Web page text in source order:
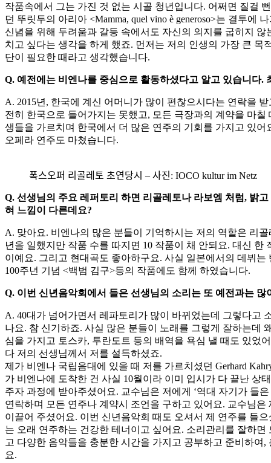
작품속에서 그는 가진 것 없는 시골 청년입니다. 어쩌면 질걸
던 뚜릿두의 아리아 <Mamma, quel vino è generoso>는 결투
신념을 위해 두려움과 갈등 속에서도 자신의 의지를 굽히지
치고 싶다는 생각을 하게 했죠. 먼저는 저의 인생의 가장 큰
단이 필요한 때라고 생각했습니다.
Q. 예전에는 비엔나를 중심으로 활동하셨다고 알고 있습니다.
A. 2015년, 한국에 계신 어머니가 많이 편찮으시다는 연락을
전히 한국으로 들어가지는 못했고, 모든 극장과의 계약을 마
생들을 가르치며 한국에서 더 많은 연주의 기회를 가지고 있
오페라 연주도 마쳤습니다.
폭스오퍼 리골레토 초연당시 – 사진: IOCO kultur im Netz
Q. 선생님의 주요 레퍼토리 하면 리골레토나 라보엠 처럼, 밝
혀 느낌이 다른데요?
A. 맞아요. 비엔나의 많은 분들이 기억하시는 저의 역할은 리
년을 일했지만 작품 수를 따지면 10 작품이 채 안되요. 대신
이예요. 그리고 현대곡도 좋아하구요. 사실 일본에서의 데뷔
100주년 기념 <백범 김구>등의 작품에도 함께 하였습니다.
Q. 이번 신년음악회에서 들은 선생님의 소리는 또 예전과는 많
A. 40대가 넘어가면서 레파토리가 많이 바뀌었는데 그렇다고
나요. 참 신기하죠. 사실 많은 분들이 노래를 그렇게 잘하는데
심을 가지고 토스카, 투란도트 등의 배역을 욕심 낼 때도 있었
다 저의 선생님께서 저를 설득하셨죠.
제가 비엔나 국립음대에 있을 때 저를 가르치셨던 Gerhard
가 비엔나에 도착한 건 사실 10월이라 이미 입시가 다 끝난 상
주자 과정에 받아주셨어요. 교수님은 저에게 ‘역대 자기가 들
연락하며 모든 연주나 계약시 조언을 구하고 있어요. 교수님은
이끌어 주셨어요. 이번 신년음악회 때도 오셔서 제 연주를 들
는 오래 연주하는 건강한 테너이고 싶어요. 소리관리를 잘하
고 다양한 음악들을 충분한 시간을 가지고 공부하고 준비하
요.